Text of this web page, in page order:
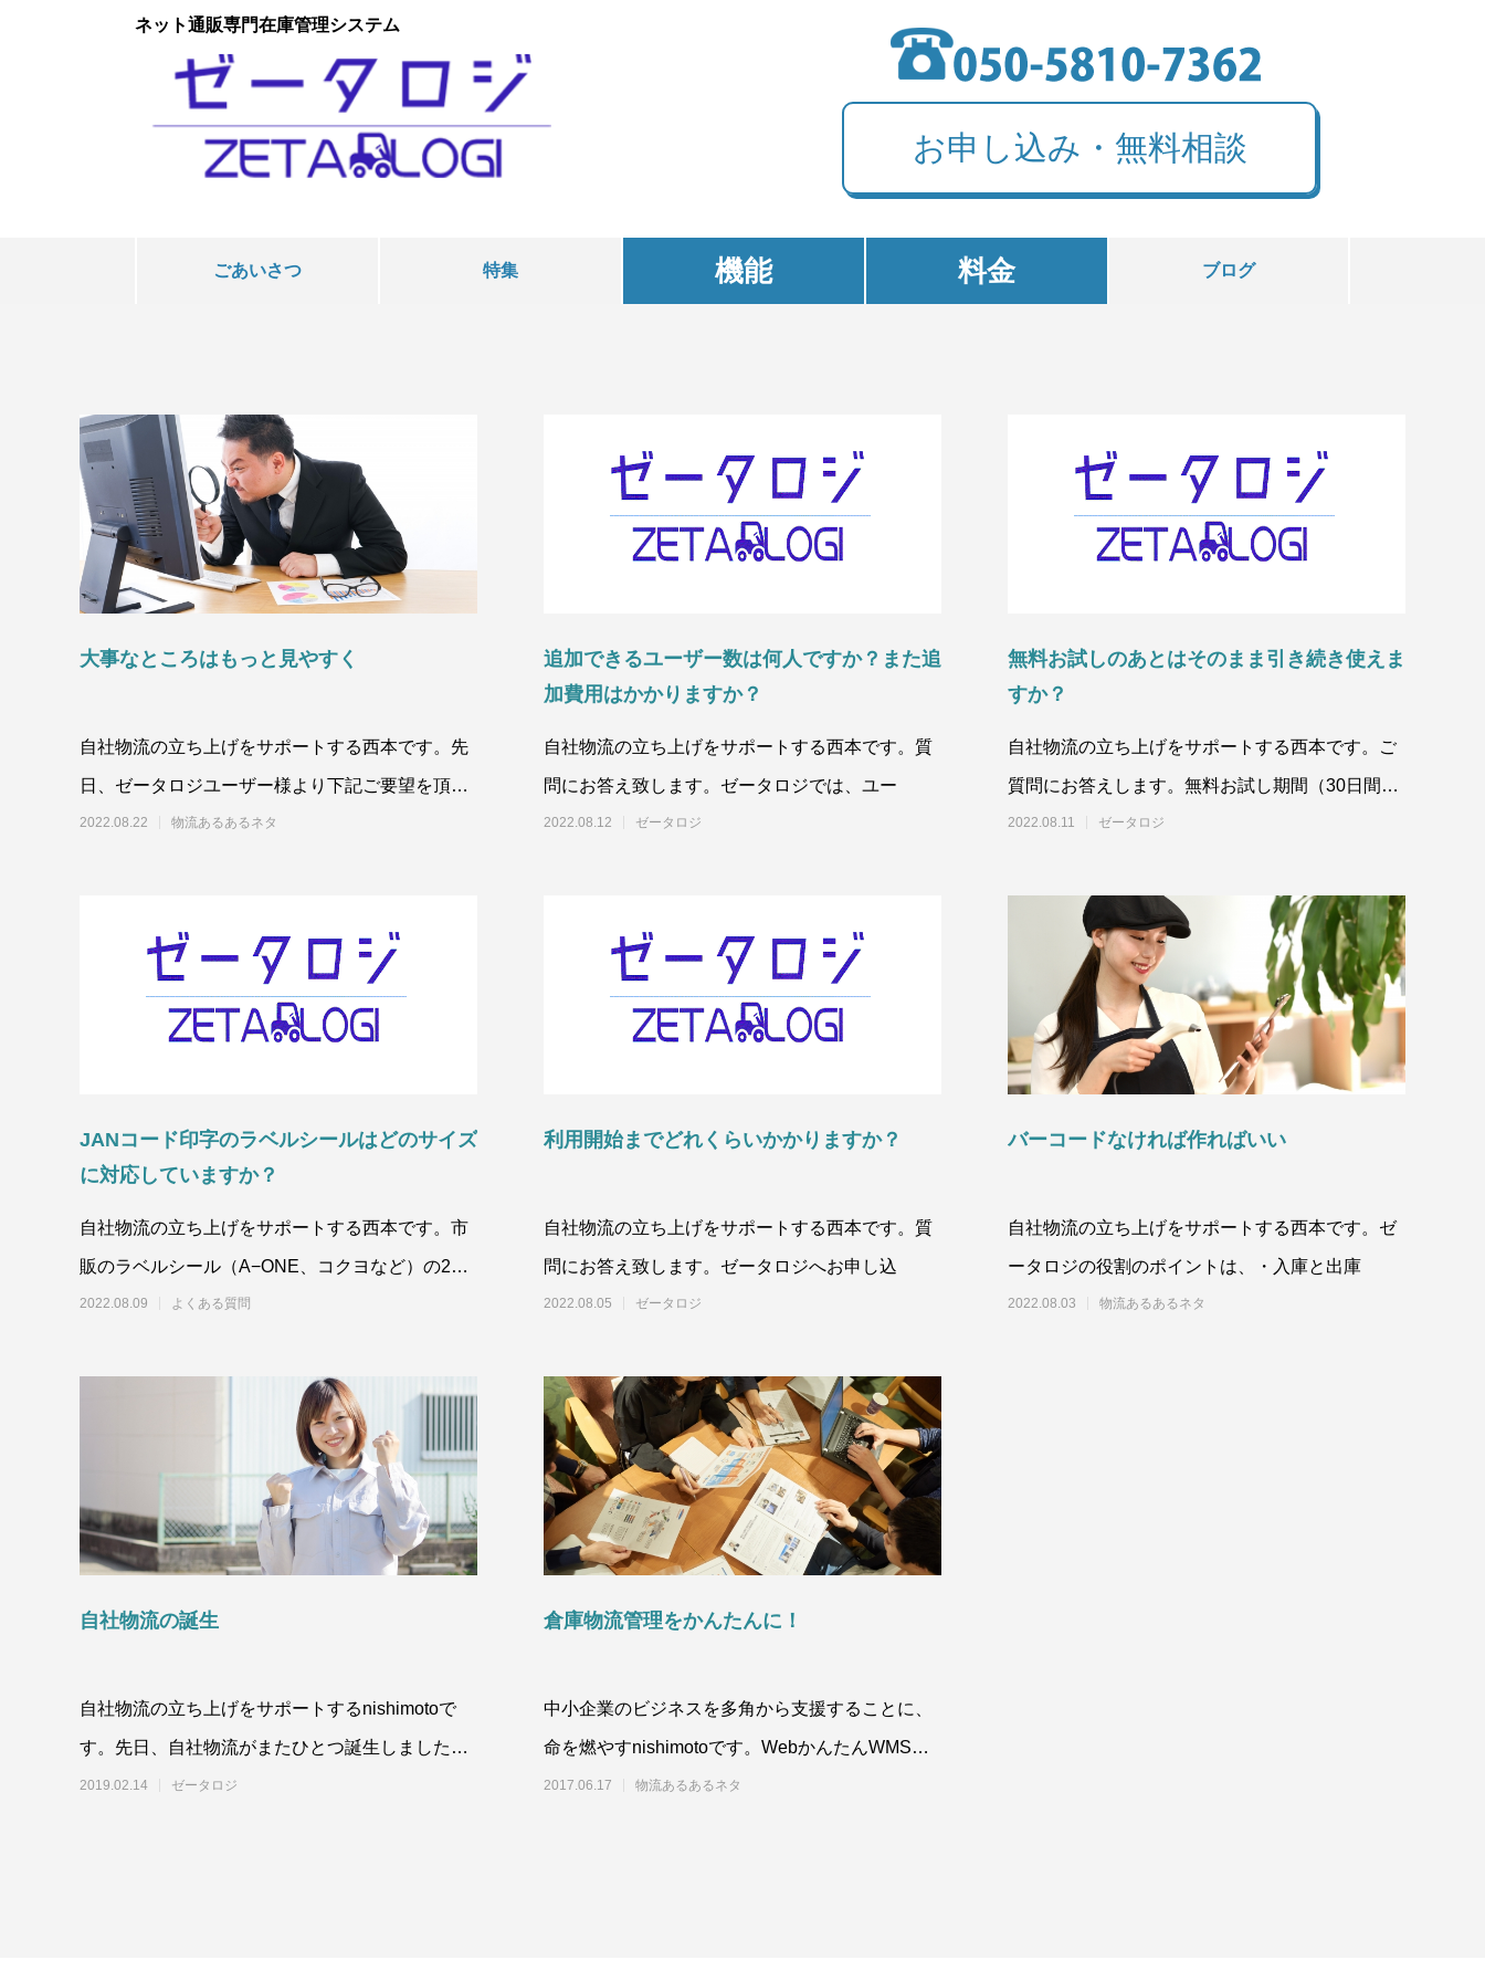
ネット通販専門在庫管理システム
お申し込み・無料相談
ごあいさつ 特集 機能 料金 ブログ
大事なところはもっと見やすく
自社物流の立ち上げをサポートする西本です。先
日、ゼータロジユーザー様より下記ご要望を頂き
ました。
2022.08.22 物流あるあるネタ
追加できるユーザー数は何人ですか？また追
加費用はかかりますか？
自社物流の立ち上げをサポートする西本です。質
問にお答え致します。ゼータロジでは、ユー
2022.08.12 ゼータロジ
無料お試しのあとはそのまま引き続き使えま
すか？
自社物流の立ち上げをサポートする西本です。ご
質問にお答えします。無料お試し期間（30日間）
を過ぎる前に
2022.08.11 ゼータロジ
JANコード印字のラベルシールはどのサイズ
に対応していますか？
自社物流の立ち上げをサポートする西本です。市
販のラベルシール（A−ONE、コクヨなど）の24
面4
2022.08.09 よくある質問
利用開始までどれくらいかかりますか？
自社物流の立ち上げをサポートする西本です。質
問にお答え致します。ゼータロジへお申し込
2022.08.05 ゼータロジ
バーコードなければ作ればいい
自社物流の立ち上げをサポートする西本です。ゼ
ータロジの役割のポイントは、・入庫と出庫
2022.08.03 物流あるあるネタ
自社物流の誕生
自社物流の立ち上げをサポートするnishimotoで
す。先日、自社物流がまたひとつ誕生しました。
こちらではアパレル、雑貨関係を取
2019.02.14 ゼータロジ
倉庫物流管理をかんたんに！
中小企業のビジネスを多角から支援することに、
命を燃やすnishimotoです。WebかんたんWMSの
開発原点に戻ると、倉庫物
2017.06.17 物流あるあるネタ